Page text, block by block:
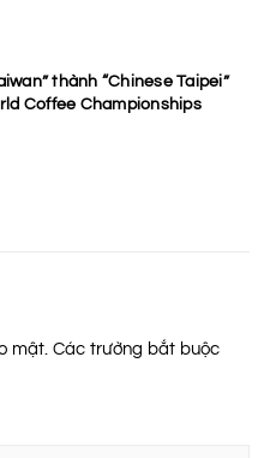
thành “Chinese Taipei”
Coffee Championships
mật. Các trường bắt buộc